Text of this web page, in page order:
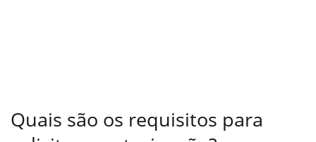
Quais são os requisitos para